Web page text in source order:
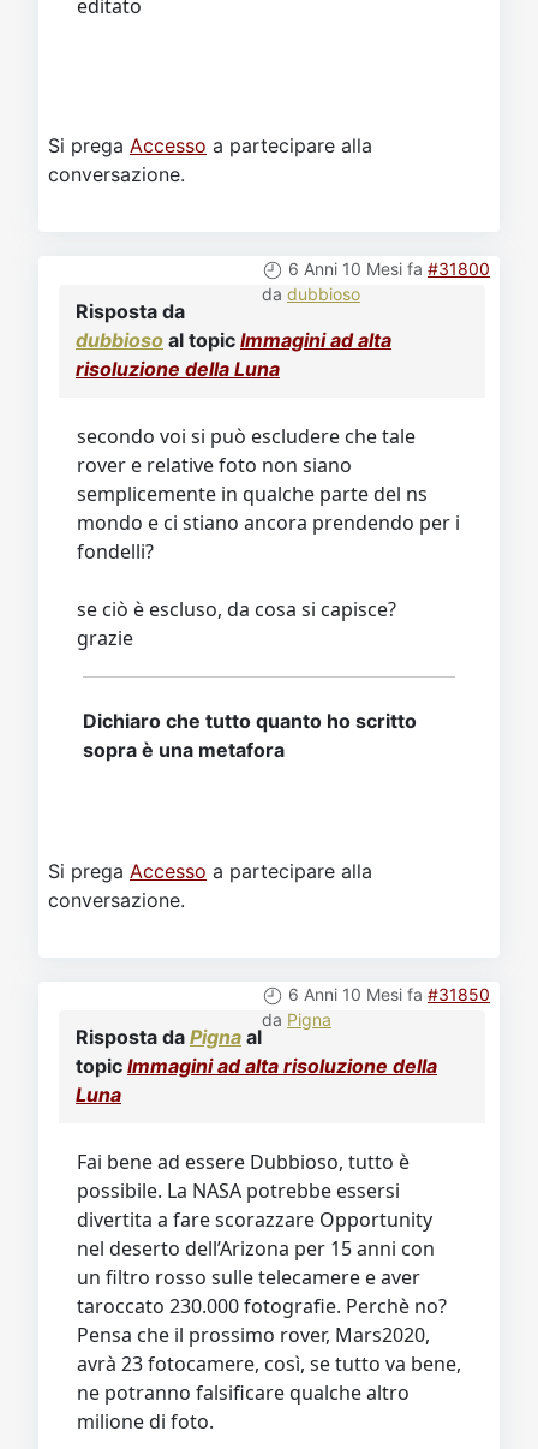
editato
Si prega Accesso a partecipare alla
conversazione.
6 Anni 10 Mesi fa #31800
da dubbioso
Risposta da
dubbioso al topic Immagini ad alta
risoluzione della Luna
secondo voi si può escludere che tale
rover e relative foto non siano
semplicemente in qualche parte del ns
mondo e ci stiano ancora prendendo per i
fondelli?
se ciò è escluso, da cosa si capisce?
grazie
Dichiaro che tutto quanto ho scritto
sopra è una metafora
Si prega Accesso a partecipare alla
conversazione.
6 Anni 10 Mesi fa #31850
da Pigna
Risposta da Pigna al
topic Immagini ad alta risoluzione della
Luna
Fai bene ad essere Dubbioso, tutto è
possibile. La NASA potrebbe essersi
divertita a fare scorazzare Opportunity
nel deserto dell’Arizona per 15 anni con
un filtro rosso sulle telecamere e aver
taroccato 230.000 fotografie. Perchè no?
Pensa che il prossimo rover, Mars2020,
avrà 23 fotocamere, così, se tutto va bene,
ne potranno falsificare qualche altro
milione di foto.